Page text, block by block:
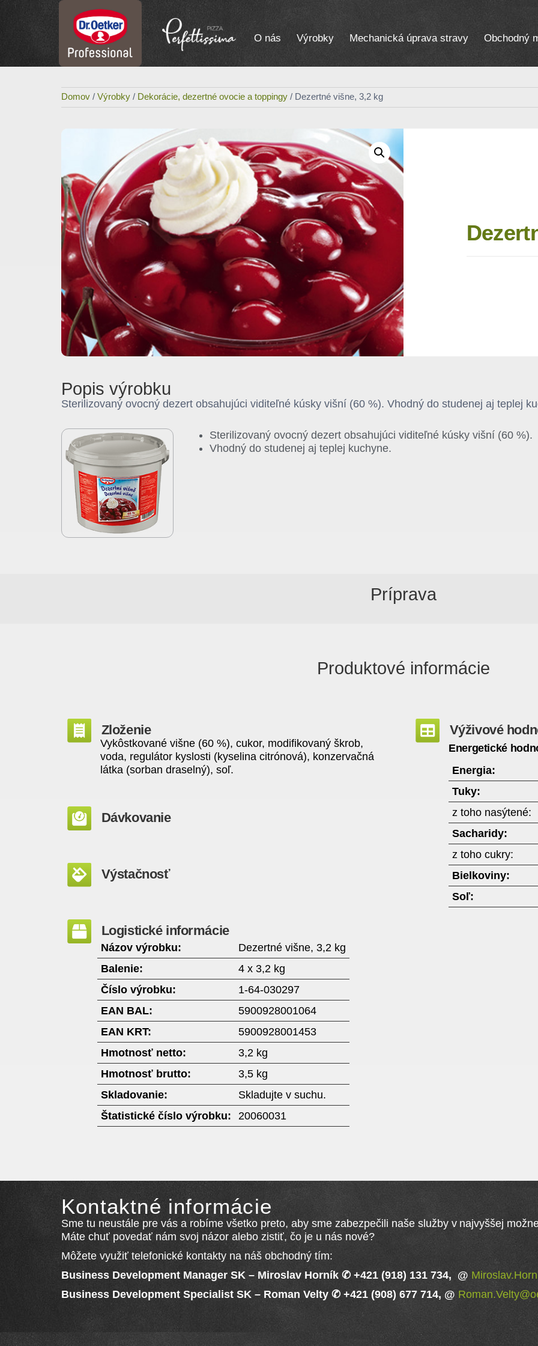
O nás Výrobky Mechanická úprava stravy Obchodný
Domov / Výrobky / Dekorácie, dezertné ovocie a toppingy / Dezertné višne, 3,2 kg
Popis výrobku
Sterilizovaný ovocný dezert obsahujúci viditeľné kúsky višní (60 %). Vhodný do studenej aj teplej
Sterilizovaný ovocný dezert obsahujúci viditeľné kúsky višní (60 %).
Vhodný do studenej aj teplej kuchyne.
Príprava
Produktové informácie
Zloženie
Vykôstkované višne (60 %), cukor, modifikovaný škrob,
voda, regulátor kyslosti (kyselina citrónová), konzervačná
látka (sorban draselný), soľ.
Dávkovanie
Výstačnosť
Logistické informácie
Názov výrobku:
Dezertné višne, 3,2 kg
Balenie:
4 x 3,2 kg
Číslo výrobku:
1-64-030297
EAN BAL:
5900928001064
EAN KRT:
5900928001453
Hmotnosť netto:
3,2 kg
Hmotnosť brutto:
3,5 kg
Skladovanie:
Skladujte v suchu.
Štatistické číslo výrobku:
20060031
Výživové
Energetické
Energia:
Tuky:
z toho nasýtené:
Sacharidy:
z toho cukry:
Bielkoviny:
Soľ:
Kontaktné informácie
Sme tu neustále pre vás a robíme všetko preto, aby sme zabezpečili naše služby v najvyššej
Máte chuť povedať nám svoj názor alebo zistiť, čo je u nás nové?
Môžete využiť telefonické kontakty na náš obchodný tím:
Business Development Manager SK – Miroslav Horník ✆ +421 (918) 131 734, @
Business Development Specialist SK – Roman Velty ✆ +421 (908) 677 714, @